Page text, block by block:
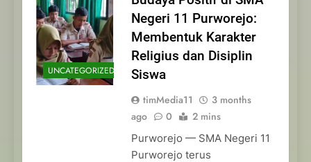
UNCATEGORIZED
Negeri 11 Purworejo:
Membentuk Karakter
Religius dan Disiplin
Siswa
timMedia11
3 months
ago
0 2 mins
Purworejo — SMA Negeri 11
Purworejo terus